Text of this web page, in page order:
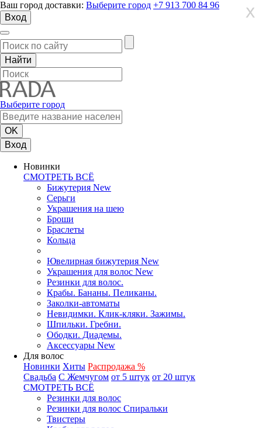
Ваш город доставки: Выберите город +7 913 700 84 96
Вход
Выберите город
Вход
Новинки
СМОТРЕТЬ ВСЁ
Бижутерия New
Серьги
Украшения на шею
Броши
Браслеты
Кольца
Ювелирная бижутерия New
Украшения для волос New
Резинки для волос.
Крабы. Бананы. Пеликаны.
Заколки-автоматы
Невидимки. Клик-кляки. Зажимы.
Шпильки. Гребни.
Ободки. Диадемы.
Аксессуары New
Для волос
Новинки Хиты Распродажа %
Свадьба С Жемчугом от 5 штук от 20 штук
СМОТРЕТЬ ВСЁ
Резинки для волос
Резинки для волос Спиральки
Твистеры
X
X
X